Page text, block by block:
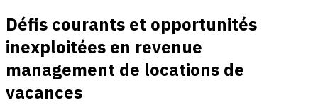
Défis courants et opportunités
inexploitées en revenue
management de locations de
vacances